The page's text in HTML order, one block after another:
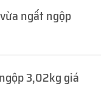
ngất ngộp
3,02kg giá